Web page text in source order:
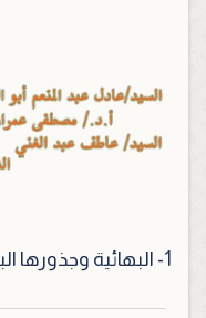
1- البهائية وجذورها البابية ص97 عن إحسان إلهي نظير